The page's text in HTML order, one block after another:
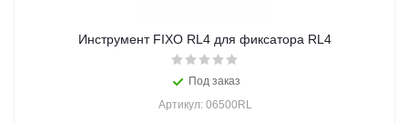
Инструмент FIXO RL4 для фиксатора RL4
Под заказ
Артикул: 06500RL